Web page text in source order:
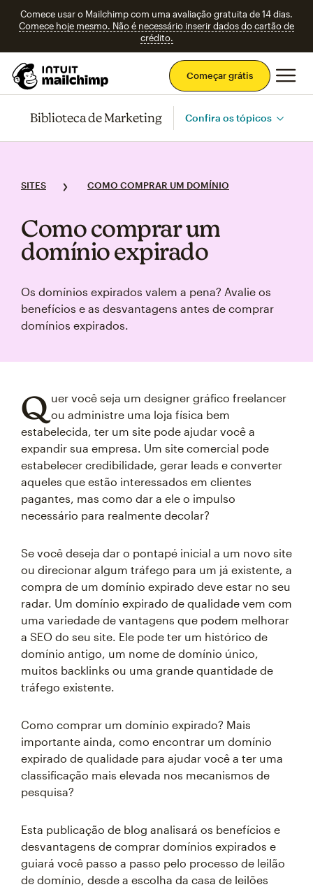
Comece usar o Mailchimp com uma avaliação gratuita de 14 dias.
Comece hoje mesmo. Não é necessário inserir dados do cartão de
crédito.
Começar grátis
Biblioteca de Marketing Confira os tópicos
SITES COMO COMPRAR UM DOMÍNIO
Como comprar um
domínio expirado
Os domínios expirados valem a pena? Avalie os
benefícios e as desvantagens antes de comprar
domínios expirados.
Q uer você seja um designer gráfico freelancer
ou administre uma loja física bem
estabelecida, ter um site pode ajudar você a
expandir sua empresa. Um site comercial pode
estabelecer credibilidade, gerar leads e converter
aqueles que estão interessados em clientes
pagantes, mas como dar a ele o impulso
necessário para realmente decolar?
Se você deseja dar o pontapé inicial a um novo site
ou direcionar algum tráfego para um já existente, a
compra de um domínio expirado deve estar no seu
radar. Um domínio expirado de qualidade vem com
uma variedade de vantagens que podem melhorar
a SEO do seu site. Ele pode ter um histórico de
domínio antigo, um nome de domínio único,
muitos backlinks ou uma grande quantidade de
tráfego existente.
Como comprar um domínio expirado? Mais
importante ainda, como encontrar um domínio
expirado de qualidade para ajudar você a ter uma
classificação mais elevada nos mecanismos de
pesquisa?
Esta publicação de blog analisará os benefícios e
desvantagens de comprar domínios expirados e
guiará você passo a passo pelo processo de leilão
de domínio, desde a escolha da casa de leilões